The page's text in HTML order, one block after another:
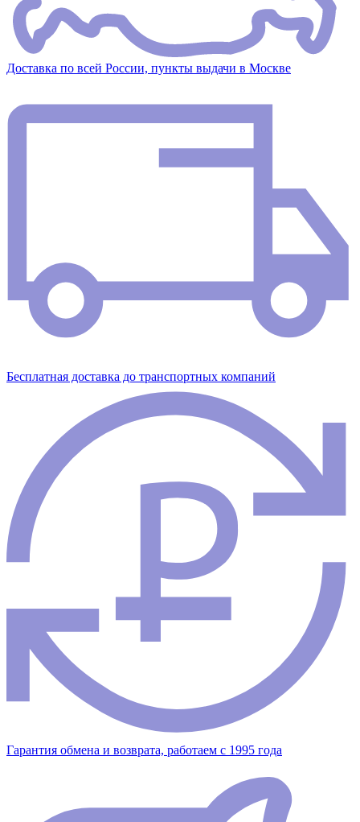
Доставка по всей России, пункты выдачи в Москве
Бесплатная доставка до транспортных компаний
Гарантия обмена и возврата, работаем с 1995 года